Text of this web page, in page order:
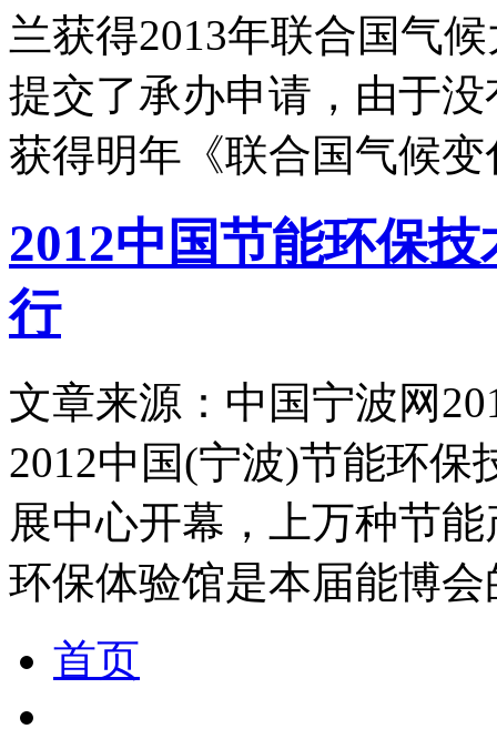
兰获得2013年联合国气
提交了承办申请，由于
获得明年《联合国气候变
2012中国节能环保
行
文章来源：中国宁波网
2012中国(宁波)节能环
展中心开幕，上万种节
环保体验馆是本届能博
首页